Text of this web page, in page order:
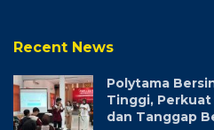
Recent News
Polytama
Tinggi, Perkuat
dan Tanggap